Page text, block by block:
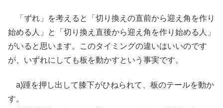
「ずれ」を考えると「切り換えの直前から迎え角を作り
始める人」と「切り換え直後から迎え角を作り始める人」
がいると思います。このタイミングの違いはいいのです
が、いずれにしても板を動かすという事実です。
a)踵を押し出して膝下がひねられて、板のテールを動か
す。